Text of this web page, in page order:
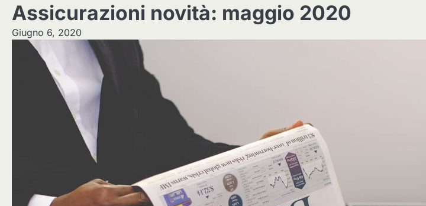
Assicurazioni novità: maggio 2020
Giugno 6, 2020